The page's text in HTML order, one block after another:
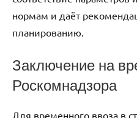
нормам и даёт
планированию.
Заключение на
Роскомнадзора
Для временного ввоза в